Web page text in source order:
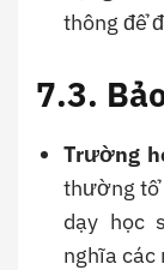
thông để
7.3.
Trường
thường tổ
dạy học
nghĩa các